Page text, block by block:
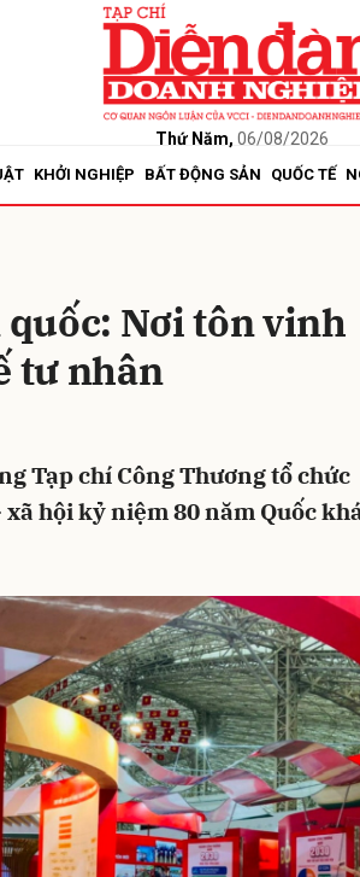
Thứ Năm, 06/08/2026
KHỞI NGHIỆP BẤT ĐỘNG SẢN QUỐC TẾ
Nơi tôn vinh
tư nhân
Tạp chí Công Thương tổ chức
hội kỷ niệm 80 năm Quốc